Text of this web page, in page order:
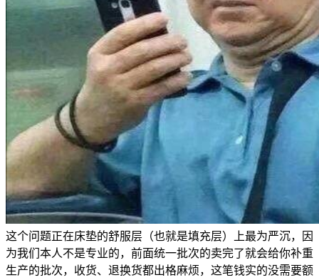
这个问题正在床垫的舒服层（也就是填充层）上最为严沉，因
为我们本人不是专业的，前面统一批次的卖完了就会给你补重
生产的批次，收货、退换货都出格麻烦，这笔钱实的没需要额